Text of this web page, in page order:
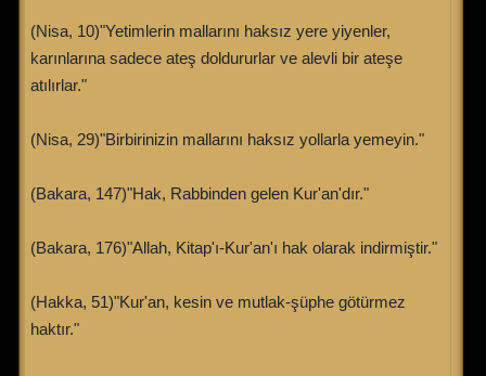
(Nisa, 10)"Yetimlerin mallarını haksız yere yiyenler,
karınlarına sadece ateş doldururlar ve alevli bir ateşe
atılırlar."
(Nisa, 29)"Birbirinizin mallarını haksız yollarla yemeyin."
(Bakara, 147)"Hak, Rabbinden gelen Kur'an'dır."
(Bakara, 176)"Allah, Kitap'ı-Kur'an'ı hak olarak indirmiştir."
(Hakka, 51)"Kur'an, kesin ve mutlak-şüphe götürmez
haktır."